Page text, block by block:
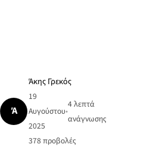
Ά
Άκης Γρεκός
19
Αυγούστου
2025
•
4 λεπτά
ανάγνωσης
378 προβολές